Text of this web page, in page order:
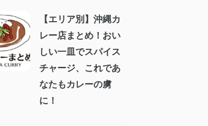
【エリア別】沖縄カ
レー店まとめ！おい
しい一皿でスパイス
チャージ、これであ
なたもカレーの虜
に！